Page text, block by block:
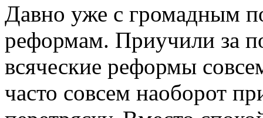
Давно уже с громадным
реформам. Приучили за
всяческие реформы
часто совсем наоборот